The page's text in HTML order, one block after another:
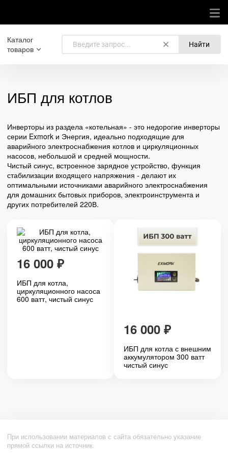
Каталог
товаров
Найти
ИБП для котлов
Инверторы из раздела «котельная» - это недорогие инверторы
серии Exmork и Энергия, идеально подходящие для
аварийного электроснабжения котлов и циркуляционных
насосов, небольшой и средней мощности.
Чистый синус, встроенное зарядное устройство, функция
стабилизации входящего напряжения - делают их
оптимальными источниками аварийного электроснабжения
для домашних бытовых приборов, электроинструмента и
других потребителей 220В.
16 000 ₽
ИБП для котла,
циркуляционного насоса
600 ватт, чистый синус
16 000 ₽
ИБП для котла с внешним
аккумулятором 300 ватт
чистый синус
При использовании материалов с сайта обязательно указание
прямой ссылки на источник.